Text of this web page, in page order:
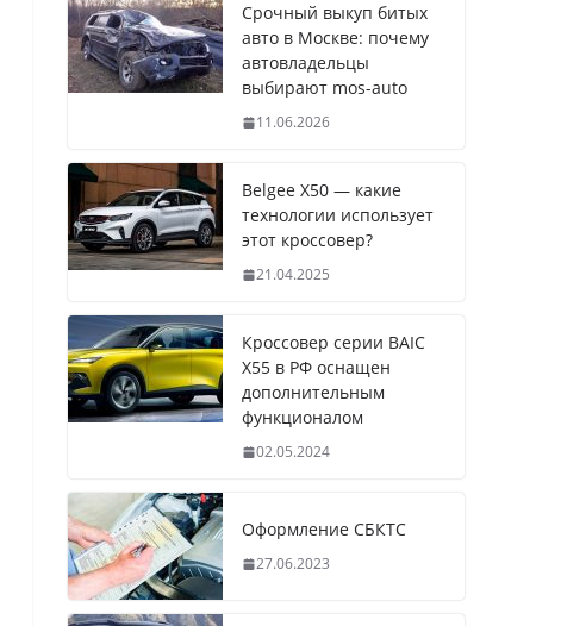
Срочный выкуп битых
авто в Москве: почему
автовладельцы
выбирают mos-auto
11.06.2026
Belgee X50 — какие
технологии использует
этот кроссовер?
21.04.2025
Кроссовер серии BAIC
X55 в РФ оснащен
дополнительным
функционалом
02.05.2024
Оформление СБКТС
27.06.2023